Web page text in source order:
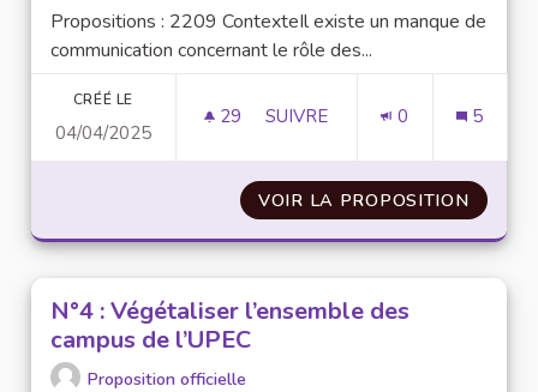
Propositions : 2209 ContexteIl existe un manque de
communication concernant le rôle des...
CRÉÉ LE
04/04/2025
29 29 ABONNÉS
SUIVRE 0 5
VOIR LA PROPOSITION N°19
N°4 : Végétaliser l’ensemble des
campus de l’UPEC
Proposition officielle